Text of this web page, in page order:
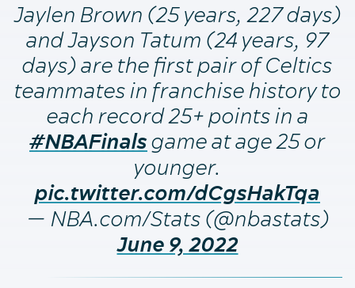
Jaylen Brown (25 years, 227 days)
and Jayson Tatum (24 years, 97
days) are the first pair of Celtics
teammates in franchise history to
each record 25+ points in a
#NBAFinalsgame at age 25 or
younger.
pic.twitter.com/dCgsHakTqa
— NBA.com/Stats (@nbastats)
June 9, 2022